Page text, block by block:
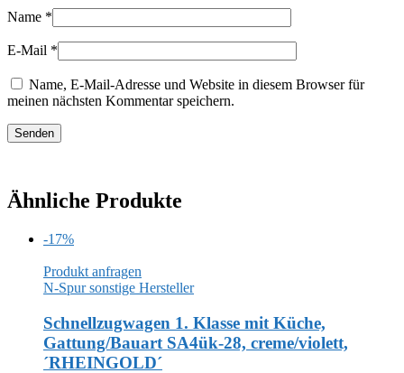
Name *
E-Mail *
Name, E-Mail-Adresse und Website in diesem Browser für
meinen nächsten Kommentar speichern.
Ähnliche Produkte
-17%
Produkt anfragen
N-Spur sonstige Hersteller
Schnellzugwagen 1. Klasse mit Küche,
Gattung/Bauart SA4ük-28, creme/violett,
´RHEINGOLD´